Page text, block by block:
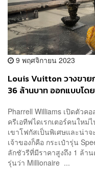
9 พฤศจิกายน 2023
Louis Vuitton วางขาย
36 ล้านบาท ออกแบบโ
Pharrell Williams เปิดตัวค
ครีเอทีฟไดเรกเตอร์คนใหม่
เขาโฟกัสเป็นพิเศษและน่า
เจ้าของก็คือ กระเป๋ารุ่น
ลักชัวรีที่มีราคาสูงถึง 1 ล้า
รุ่นว่า Millionaire ...